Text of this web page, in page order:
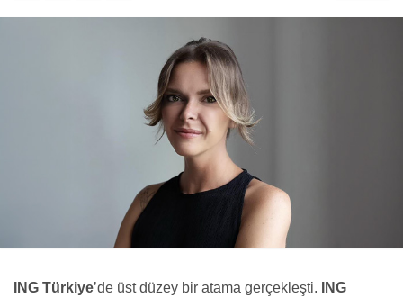
ING Türkiye’de üst düzey bir atama gerçekleşti.
ING